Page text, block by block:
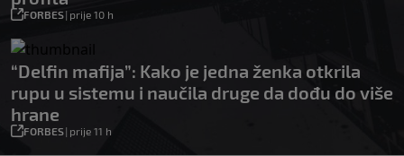
FORBES| prije 10 h
“Delfin mafija”: Kako je jedna ženka otkrila
rupu u sistemu i naučila druge da dođu do više
hrane
FORBES| prije 11 h